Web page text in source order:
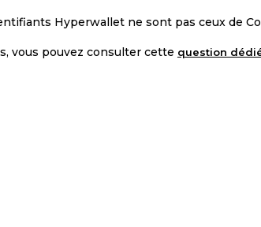
Hyperwallet ne sont pas ceux de
vous pouvez consulter cette question